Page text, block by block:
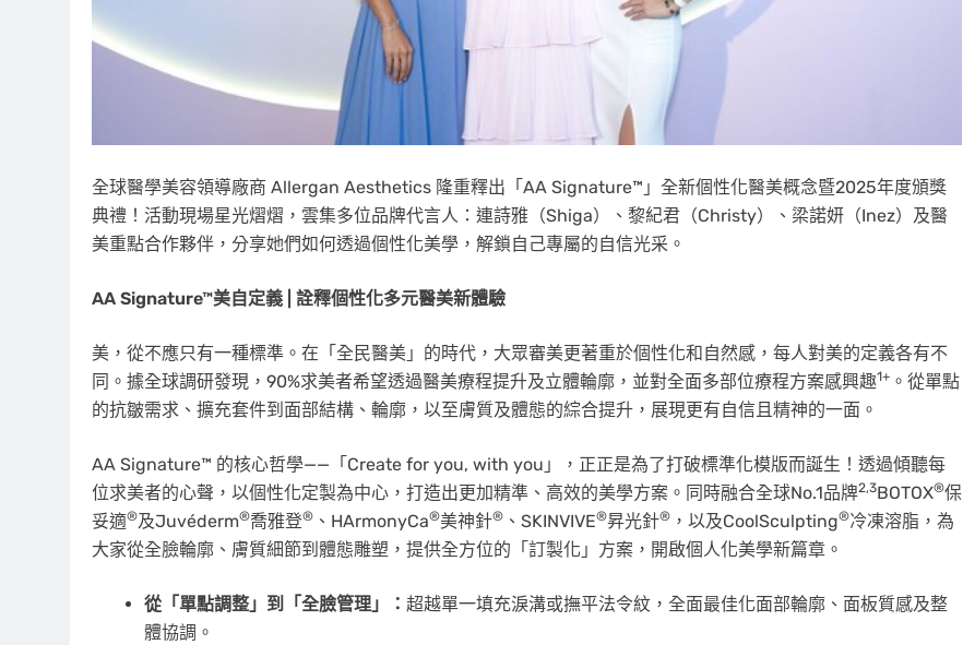
全球醫學美容領導廠商 Allergan Aesthetics 隆重釋出「AA Signature™」全新個性化醫美概念暨2025年度頒獎
典禮！活動現場星光熠熠，雲集多位品牌代言人：連詩雅（Shiga）、黎紀君（Christy）、梁諾妍（Inez）及醫
美重點合作夥伴，分享她們如何透過個性化美學，解鎖自己專屬的自信光采。
AA Signature™美自定義 | 詮釋個性化多元醫美新體驗
美，從不應只有一種標準。在「全民醫美」的時代，大眾審美更著重於個性化和自然感，每人對美的定義各有不
同。據全球調研發現，90%求美者希望透過醫美療程提升及立體輪廓，並對全面多部位療程方案感興趣1+ 。從單點
的抗皺需求、擴充套件到面部結構、輪廓，以至膚質及體態的綜合提升，展現更有自信且精神的一面。
AA Signature™ 的核心哲學——「Create for you, with you」，正正是為了打破標準化模版而誕生！透過傾聽每
位求美者的心聲，以個性化定製為中心，打造出更加精準、高效的美學方案。同時融合全球No.1品牌2,3BOTOX®保
妥適®及Juvéderm®喬雅登® 、HArmonyCa®美神針® 、SKINVIVE®昇光針® ，以及CoolSculpting®冷凍溶脂，為
大家從全臉輪廓、膚質細節到體態雕塑，提供全方位的「訂製化」方案，開啟個人化美學新篇章。
從「單點調整」到「全臉管理」： 超越單一填充淚溝或撫平法令紋，全面最佳化面部輪廓、面板質感及整
體協調。